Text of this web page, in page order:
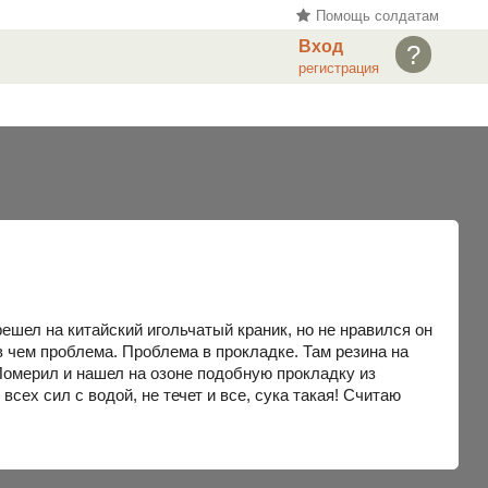
Помощь солдатам
?
Вход
регистрация
на китайский игольчатый краник, но не нравился он
проблема. Проблема в прокладке. Там резина на
и нашел на озоне подобную прокладку из
сил с водой, не течет и все, сука такая! Считаю